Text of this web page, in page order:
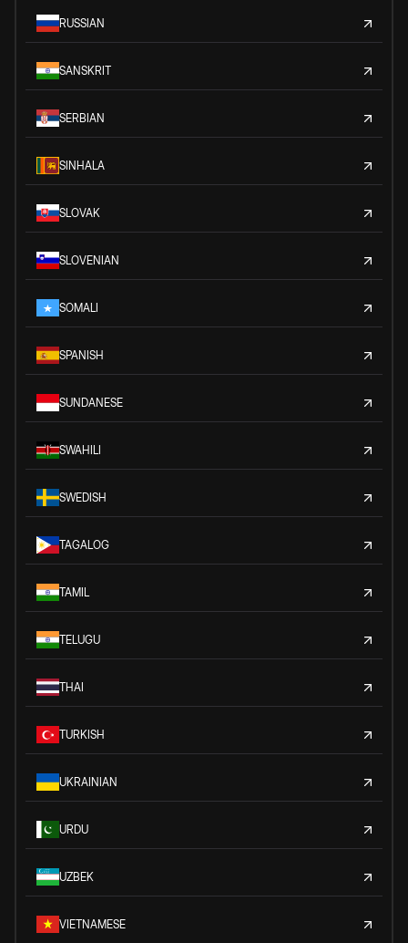
RUSSIAN
SANSKRIT
SERBIAN
SINHALA
SLOVAK
SLOVENIAN
SOMALI
SPANISH
SUNDANESE
SWAHILI
SWEDISH
TAGALOG
TAMIL
TELUGU
THAI
TURKISH
UKRAINIAN
URDU
UZBEK
VIETNAMESE